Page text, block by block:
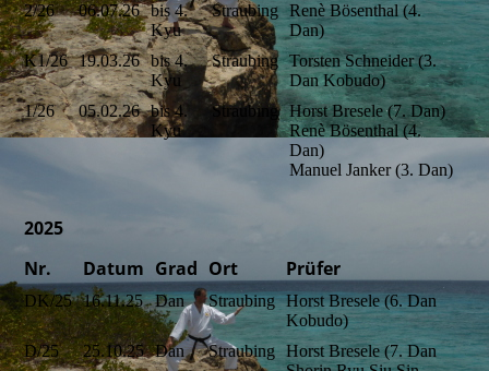
2/26
06.07.26 bis 4.
Kyu
Straubing Renè Bösenthal (4.
Dan)
K1/26 19.03.26 bis 4.
Kyu
Straubing Torsten Schneider (3.
Dan Kobudo)
1/26
05.02.26 bis 4.
Kyu
Straubing Horst Bresele (7. Dan)
Renè Bösenthal (4.
Dan)
Manuel Janker (3. Dan)
2025
Nr.
Datum Grad Ort Prüfer
DK/25 16.11.25 Dan Straubing Horst Bresele (6. Dan
Kobudo)
D/25
25.10.25 Dan Straubing
Horst Bresele (7. Dan